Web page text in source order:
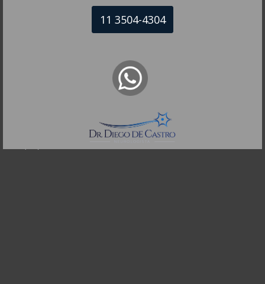
11 3504-4304
NEUROLOGISTA EM SÃO PAULO – SP
R. Itapeva, 518 - sala 1301
Bela Vista - São Paulo - SP